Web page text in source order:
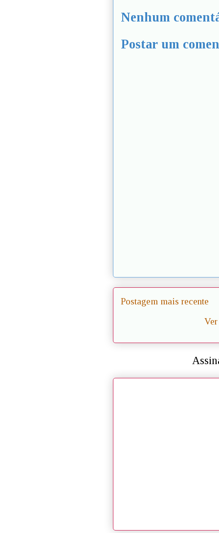
Nenhum
Postar um
Postagem mais recente